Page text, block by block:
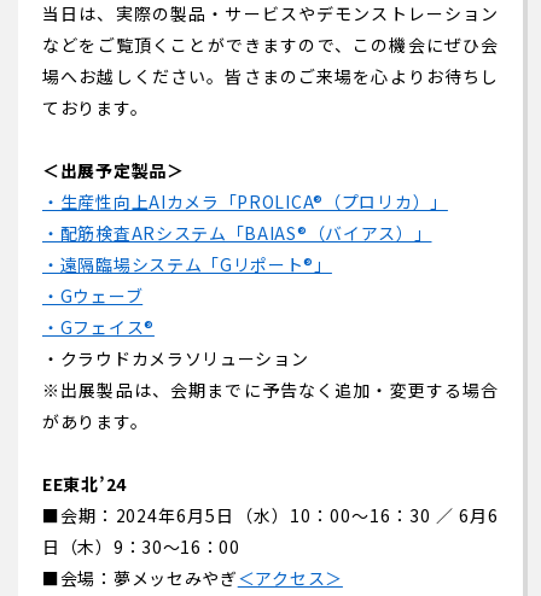
当日は、実際の製品・サービスやデモンストレーション
などをご覧頂くことができますので、この機会にぜひ会
場へお越しください。皆さまのご来場を心よりお待ちし
ております。
＜出展予定製品＞
・生産性向上AIカメラ「PROLICA®（プロリカ）」
・配筋検査ARシステム「BAIAS®（バイアス）」
・遠隔臨場システム「Gリポート®」
・Gウェーブ
・Gフェイス®
・クラウドカメラソリューション
※出展製品は、会期までに予告なく追加・変更する場合
があります。
EE東北’24
■会期：2024年6月5日（水）10：00～16：30 ／ 6月6
日（木）9：30～16：00
■会場：夢メッセみやぎ＜アクセス＞